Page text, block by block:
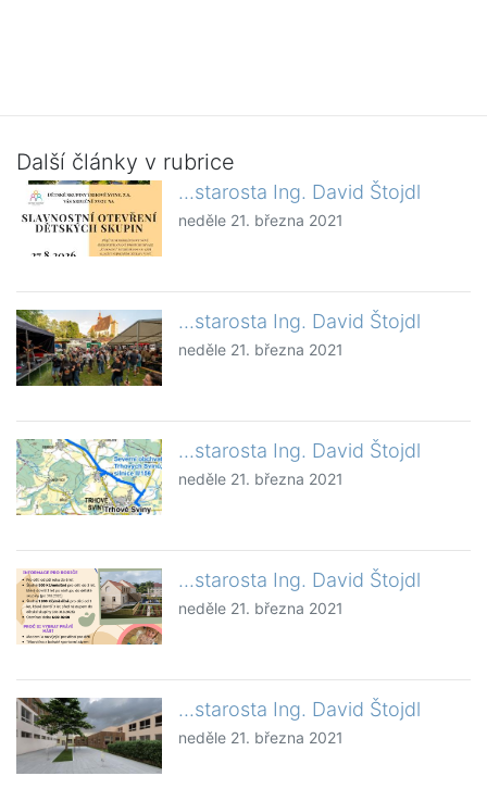
Další články v rubrice
...starosta Ing. David Štojdl
neděle 21. března 2021
...starosta Ing. David Štojdl
neděle 21. března 2021
...starosta Ing. David Štojdl
neděle 21. března 2021
...starosta Ing. David Štojdl
neděle 21. března 2021
...starosta Ing. David Štojdl
neděle 21. března 2021